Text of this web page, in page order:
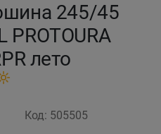
245/45
PROTOURA
лето
Код: 505505